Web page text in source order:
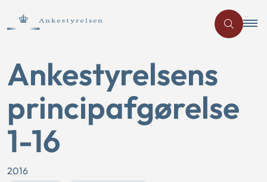
Ankestyrelsens
principafgørelse
1-16
2016